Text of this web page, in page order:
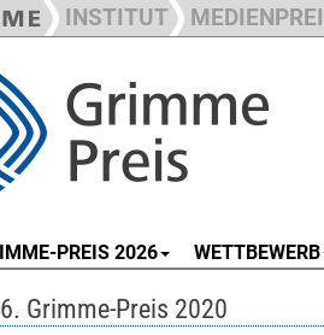
INSTITUT
PREIS 2026 WETTBEWERB
Grimme-Preis 2020